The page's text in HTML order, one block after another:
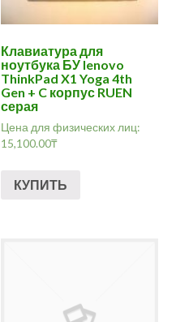
Клавиатура для
ноутбука БУ lenovo
ThinkPad X1 Yoga 4th
Gen + C корпус RUEN
серая
Цена для физических лиц:
15,100.00₸
КУПИТЬ